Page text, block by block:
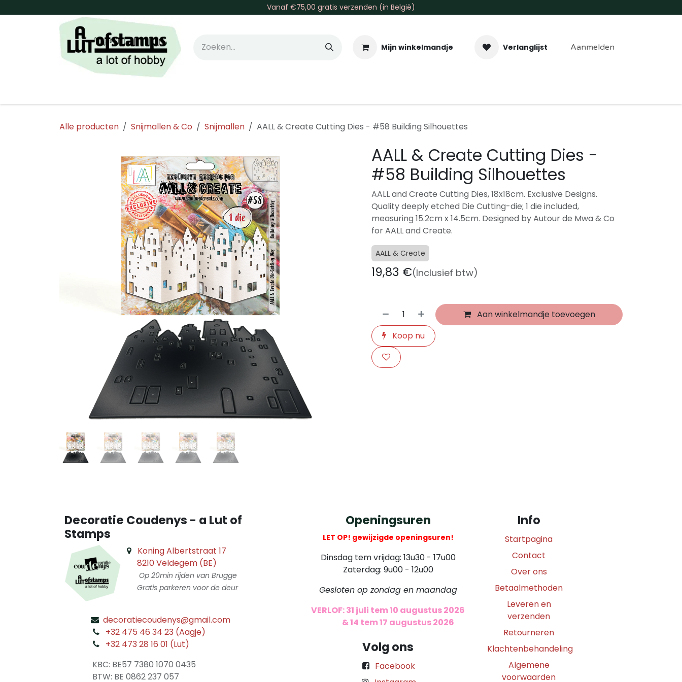
Vanaf €75,00 gratis verzenden (in België)
Mijn winkelmandje Verlanglijst Aanmelden
Alle producten Snijmallen & Co Snijmallen AALL & Create Cutting Dies - #58 Building Silhouettes
AALL & Create Cutting Dies -
#58 Building Silhouettes
AALL and Create Cutting Dies, 18x18cm. Exclusive Designs.
Quality deeply etched Die Cutting-die; 1 die included,
measuring 15.2cm x 14.5cm. Designed by Autour de Mwa & Co
for AALL and Create.
AALL & Create
19,83 €(Inclusief btw)
Aan winkelmandje toevoegen
Koop nu
Decoratie Coudenys - a Lut of
Stamps
Koning Albertstraat 17
8210 Veldegem (BE)
Op 20min rijden van Brugge
Gratis parkeren voor de deur
decoratiecoudenys@gmail.com
+32 475 46 34 23 (Aagje)
+32 473 28 16 01 (Lut)
KBC: BE57 7380 1070 0435
​ BTW: BE 0862 237 057
Openingsuren
LET OP! gewijzigde openingsuren!
Dinsdag tem vrijdag: 13u30 - 17u00
Zaterdag: 9u00 - 12u00
Gesloten op zondag en maandag
VERLOF: 31 juli tem 10 augustus 2026
& 14 tem 17 augustus 2026
Info
Startpagina
Contact
Over ons
Betaalmethoden
Leveren en
verzenden
Retourneren
Klachtenbehandeling
Algemene
voorwaarden
Volg ons
Facebook